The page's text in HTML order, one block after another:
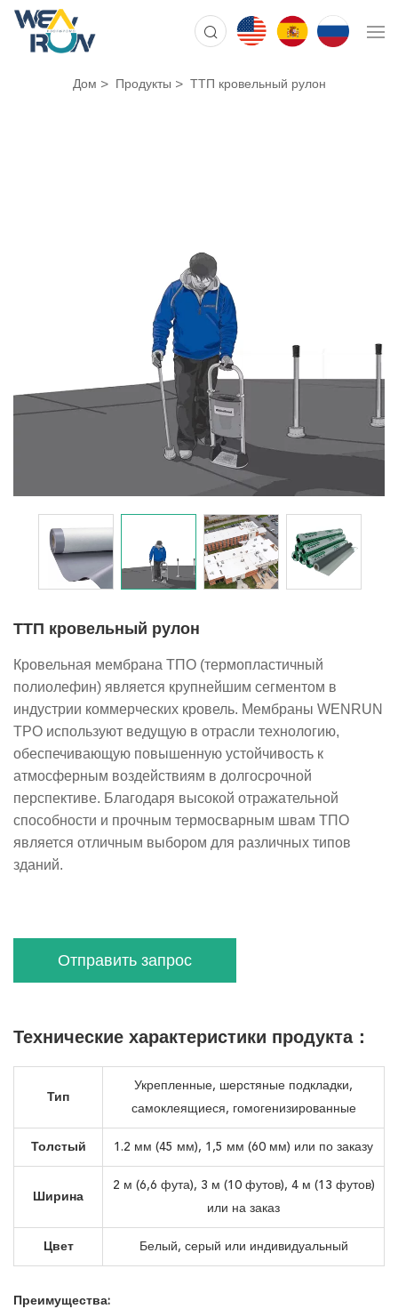
Дом Продукты ТТП кровельный рулон
ТТП кровельный рулон
Кровельная мембрана ТПО (термопластичный
полиолефин) является крупнейшим сегментом в
индустрии коммерческих кровель. Мембраны WENRUN
TPO используют ведущую в отрасли технологию,
обеспечивающую повышенную устойчивость к
атмосферным воздействиям в долгосрочной
перспективе. Благодаря высокой отражательной
способности и прочным термосварным швам ТПО
является отличным выбором для различных типов
зданий.
Отправить запрос
Технические характеристики продукта：
Тип
Укрепленные, шерстяные подкладки,
самоклеящиеся, гомогенизированные
Толстый 1.2 мм (45 мм), 1,5 мм (60 мм) или по заказу
Ширина
2 м (6,6 фута), 3 м (10 футов), 4 м (13 футов)
или на заказ
Цвет Белый, серый или индивидуальный
Преимущества: